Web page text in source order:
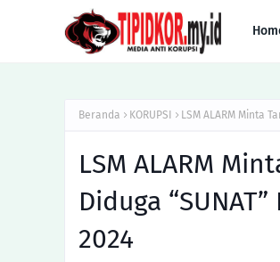
Beranda KORUPSI LSM ALARM Minta
LSM ALARM
Diduga
2024